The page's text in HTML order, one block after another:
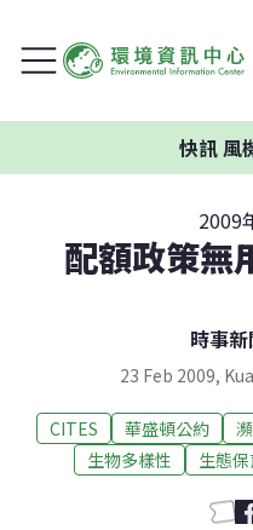
快訊風機
2009
配額政策無
時事新
23 Feb 2009,
CITES 華盛頓公約
生物多樣性
生態